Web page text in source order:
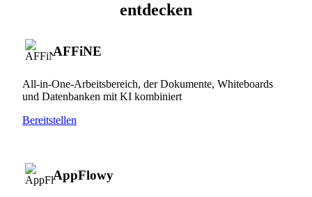
entdecken
AFFiNE
All-in-One-Arbeitsbereich, der Dokumente, Whiteboards
und Datenbanken mit KI kombiniert
Bereitstellen
AppFlowy